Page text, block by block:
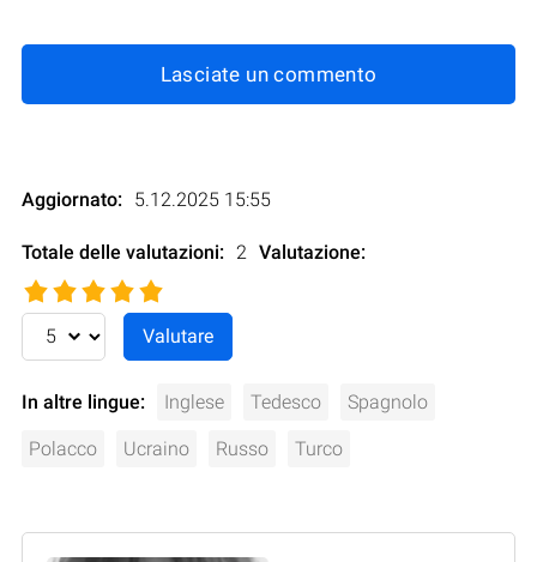
Lasciate un commento
Aggiornato: 5.12.2025 15:55
Totale delle valutazioni: 2 Valutazione:
In altre lingue: Inglese Tedesco Spagnolo
Polacco Ucraino Russo Turco